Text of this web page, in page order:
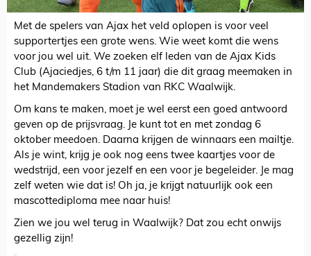
Met de spelers van Ajax het veld oplopen is voor veel
supportertjes een grote wens. Wie weet komt die wens
voor jou wel uit. We zoeken elf leden van de Ajax Kids
Club (Ajaciedjes, 6 t/m 11 jaar) die dit graag meemaken in
het Mandemakers Stadion van RKC Waalwijk.
Om kans te maken, moet je wel eerst een goed antwoord
geven op de prijsvraag. Je kunt tot en met zondag 6
oktober meedoen. Daarna krijgen de winnaars een mailtje.
Als je wint, krijg je ook nog eens twee kaartjes voor de
wedstrijd, een voor jezelf en een voor je begeleider. Je mag
zelf weten wie dat is! Oh ja, je krijgt natuurlijk ook een
mascottediploma mee naar huis!
Zien we jou wel terug in Waalwijk? Dat zou echt onwijs
gezellig zijn!